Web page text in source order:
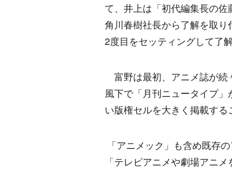
て、井上は「初代編集長の
角川春樹社長から了解を取
2度目をセッティングして了
富野は最初、アニメ誌が続
風下で「月刊ニュータイプ
い版権セルを大きく掲載する
「アニメック」も含め既存
「テレビアニメや劇場アニ